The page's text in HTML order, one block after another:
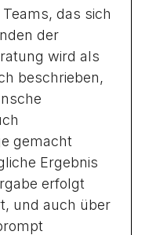
das sich
der
wird als
beschrieben,
gemacht
Ergebnis
erfolgt
und auch über